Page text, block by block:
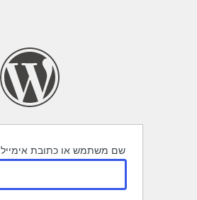
שם משתמש או כתובת אימייל